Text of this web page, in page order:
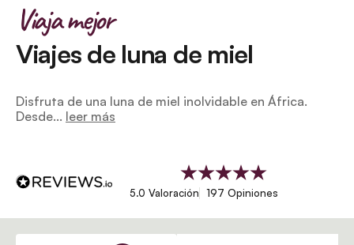
Viajes de luna de miel
Viaja mejor
Disfruta de una luna de miel inolvidable en África.
Desde... leer más
5.0 Valoración 197 Opiniones